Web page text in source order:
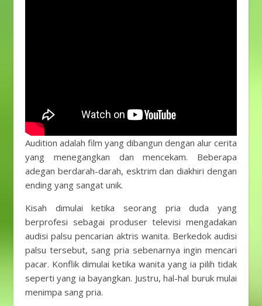
Audition adalah film yang dibangun dengan alur cerita
yang menegangkan dan mencekam. Beberapa
adegan berdarah-darah, esktrim dan diakhiri dengan
ending yang sangat unik.
Kisah dimulai ketika seorang pria duda yang
berprofesi sebagai produser televisi mengadakan
audisi palsu pencarian aktris wanita. Berkedok audisi
palsu tersebut, sang pria sebenarnya ingin mencari
pacar. Konflik dimulai ketika wanita yang ia pilih tidak
seperti yang ia bayangkan. Justru, hal-hal buruk mulai
menimpa sang pria.